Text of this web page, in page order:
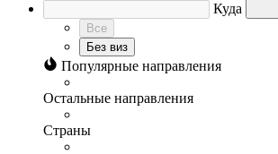
Куда
Все
Без виз
Популярные направления
Остальные направления
Страны